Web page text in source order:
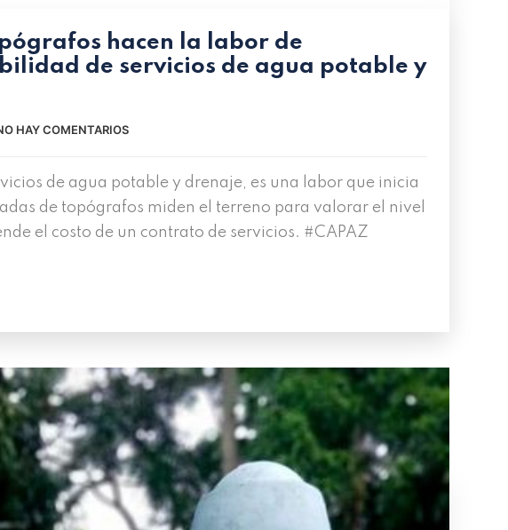
hacen la labor de
de servicios de agua potable y
HAY COMENTARIOS
de agua potable y drenaje, es una labor que inicia
de topógrafos miden el terreno para valorar el nivel
el costo de un contrato de servicios. #CAPAZ